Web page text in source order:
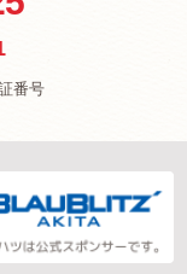
番号